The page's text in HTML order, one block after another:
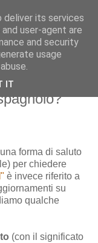
forma di saluto
per chiedere
" è invece riferito a
su
qualche
(con il significato
deliver its services
user-agent are
and security
usage
IT